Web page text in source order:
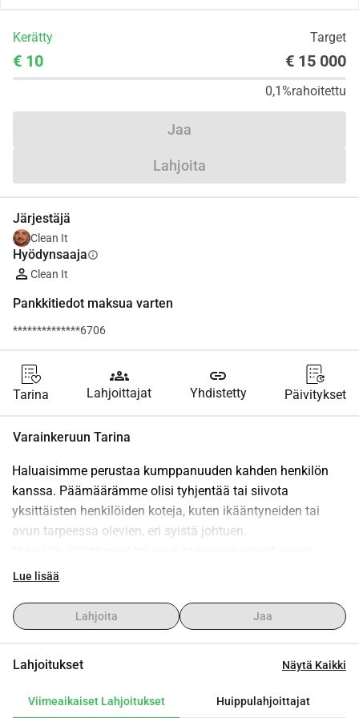
Kerätty Target
€ 10 € 15 000
0,1%rahoitettu
Jaa
Lahjoita
Järjestäjä
Clean It
Hyödynsaajainfo
Clean It
Pankkitiedot maksua varten
**************6706
Tarina
groups
Lahjoittajat
link
Yhdistetty Päivitykset
Varainkeruun Tarina
Haluaisimme perustaa kumppanuuden kahden henkilön
kanssa. Päämäärämme olisi tyhjentää tai siivota
yksittäisten henkilöiden koteja, kuten ikääntyneiden tai
avun tarpeessa olevien, eri syistä johtuen.
osittain luottaa sosiaaliseen tukeen, mukaan lukien apu
ruoanlaitto.
Keskitymme näiden yksilöiden elinympäristön
perusteellisen raikkaat. Tämä voi sisältää alueita, kuten
Useimmat alalla toimivat yritykset veloittavat hinnat, jotka
Lue lisää
Lahjoita Jaa
Lahjoitukset Näytä Kaikki
Viimeaikaiset Lahjoitukset Huippulahjoittajat